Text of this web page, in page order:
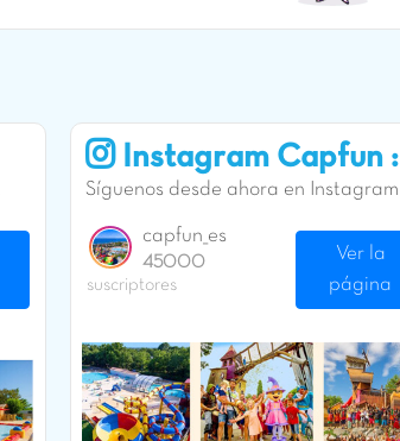
Instagram Capfun :
Síguenos desde ahora en Instagram
capfun_es
45000
suscriptores
Ver la
página